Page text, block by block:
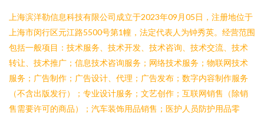
上海滨洋勒信息科技有限公司成立于2023年09月05日，注册地位于
上海市闵行区元江路5500号第1幢，法定代表人为钟秀英。经营范围
包括一般项目：技术服务、技术开发、技术咨询、技术交流、技术
转让、技术推广；信息技术咨询服务；网络技术服务；物联网技术
服务；广告制作；广告设计、代理；广告发布；数字内容制作服务
（不含出版发行）；专业设计服务；文艺创作；互联网销售（除销
售需要许可的商品）；汽车装饰用品销售；医护人员防护用品零